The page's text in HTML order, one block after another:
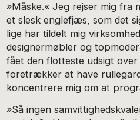
»Måske.« Jeg rejser mig fra
et slesk englefjæs, som det
lige har til­delt mig
designermøbler og
fået den flotteste udsigt
foretrækker at have
koncentrere mig om at
»Så ingen